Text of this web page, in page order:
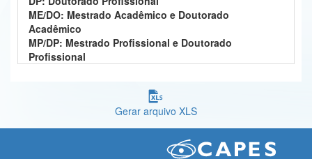
Ministério da Mulher, da Família e dos Direitos Humanos
Secretaria-Geral
Secretaria de Governo
ME/DO: Mestrado Acadêmico e Doutorado
Acadêmico
MP/DP: Mestrado Profissional e Doutorado
Profissional
Gerar arquivo XLS